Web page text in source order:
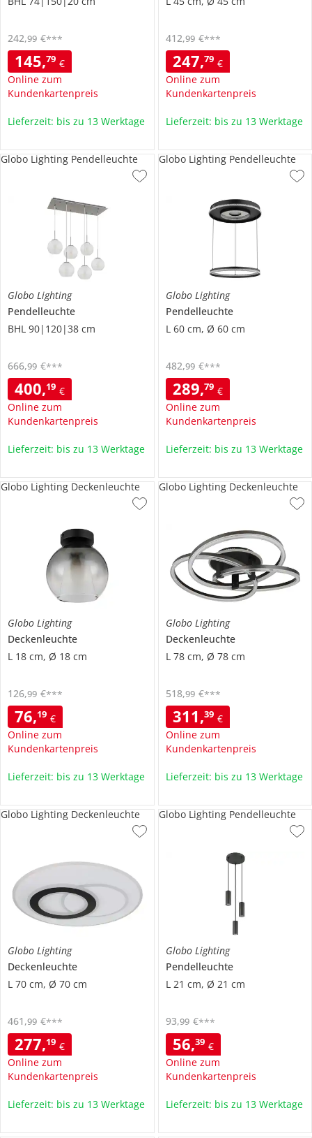
145,79 €
Online zum
Kundenkartenpreis
242,99 €***
Lieferzeit: bis zu 13 Werktage
247,79 €
Online zum
Kundenkartenpreis
412,99 €***
Lieferzeit: bis zu 13 Werktage
Globo Lighting
Pendelleuchte
BHL 90|120|38 cm
400,19 €
Online zum
Kundenkartenpreis
666,99 €***
Globo Lighting Pendelleuchte
Lieferzeit: bis zu 13 Werktage
Globo Lighting
Pendelleuchte
L 60 cm, Ø 60 cm
289,79 €
Online zum
Kundenkartenpreis
482,99 €***
Globo Lighting Pendelleuchte
Lieferzeit: bis zu 13 Werktage
Globo Lighting
Deckenleuchte
L 18 cm, Ø 18 cm
76,19 €
Online zum
Kundenkartenpreis
126,99 €***
Globo Lighting Deckenleuchte
Lieferzeit: bis zu 13 Werktage
Globo Lighting
Deckenleuchte
L 78 cm, Ø 78 cm
311,39 €
Online zum
Kundenkartenpreis
518,99 €***
Globo Lighting Deckenleuchte
Lieferzeit: bis zu 13 Werktage
Globo Lighting
Deckenleuchte
L 70 cm, Ø 70 cm
277,19 €
Online zum
Kundenkartenpreis
461 ,99 €***
Globo Lighting Deckenleuchte
Lieferzeit: bis zu 13 Werktage
Globo Lighting
Pendelleuchte
L 21 cm, Ø 21 cm
56,39 €
Online zum
Kundenkartenpreis
93,99 €***
Globo Lighting Pendelleuchte
Lieferzeit: bis zu 13 Werktage